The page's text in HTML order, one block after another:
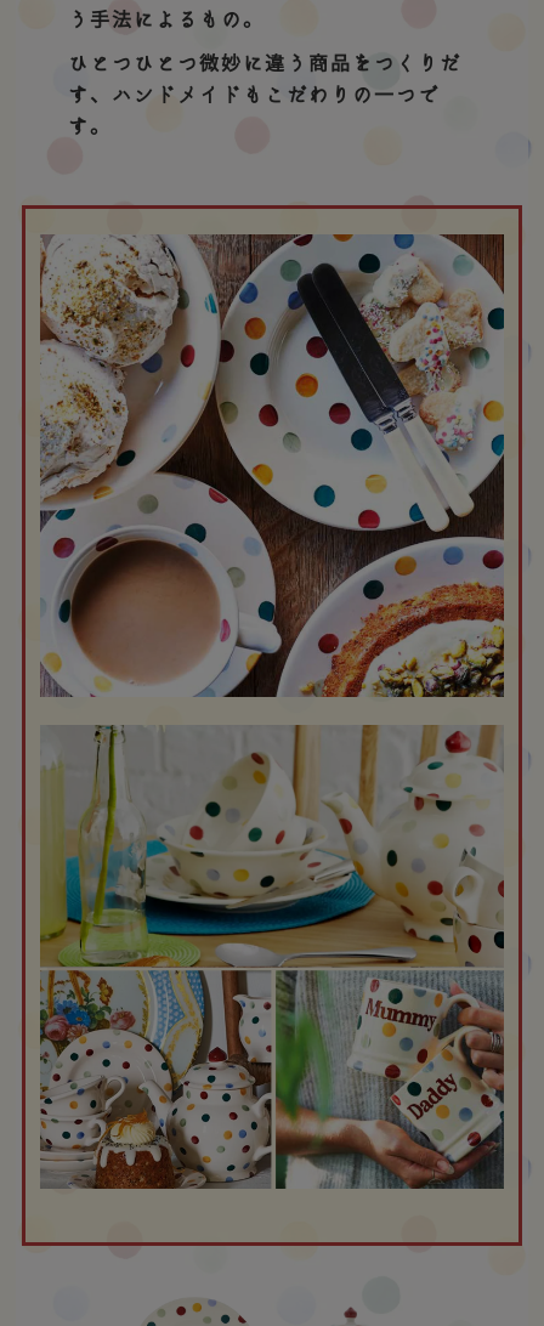
う手法によるもの。
ひとつひとつ微妙に違う商品をつくりだ
す、ハンドメイドもこだわりの一つで
す。